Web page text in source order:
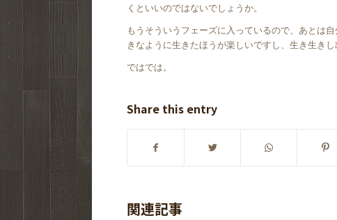
くといいのではないでしょうか。
もうそういうフェーズに入っているので、あとは
きなように生きたほうが楽しいですし、生き生きし
ではでは。
Share this entry
関連記事